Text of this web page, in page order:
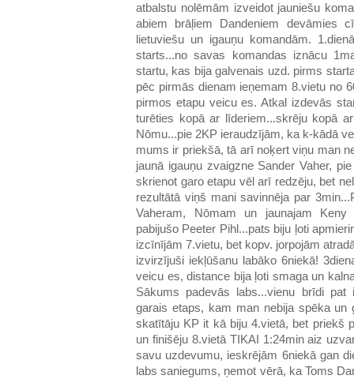
atbalstu nolēmām izveidot jauniešu
abiem brāļiem Dandeniem devāmies
lietuviešu un igauņu komandām.
starts...no savas komandas iznācu
startu, kas bija galvenais uzd. pirms
pēc pirmās dienam ieņemam 8.vietu no
pirmos etapu veicu es. Atkal izdevās
turēties kopā ar līderiem...skrēju kopā
Nōmu...pie 2KP ieraudzījām, ka k-kādā
mums ir priekšā, tā arī noķert viņu man
jaunā igauņu zvaigzne Sander Vaher,
skrienot garo etapu vēl arī redzēju, bet
rezultātā viņš mani savinnēja par
Vaheram, Nōmam un jaunajam
pabijušo Peeter Pihl...pats biju ļoti
izcīnījām 7.vietu, bet kopv. jorpojām
izvirzījuši iekļūšanu labāko 6niekā!
veicu es, distance bija ļoti smaga un
Sākums padevās labs...vienu brīdi
garais etaps, kam man nebija spēka
skatītāju KP it kā biju 4.vietā, bet priekš
un finišēju 8.vietā TIKAI 1:24min aiz
savu uzdevumu, ieskrējām 6niekā gan
labs saniegums, ņemot vērā, ka Toms